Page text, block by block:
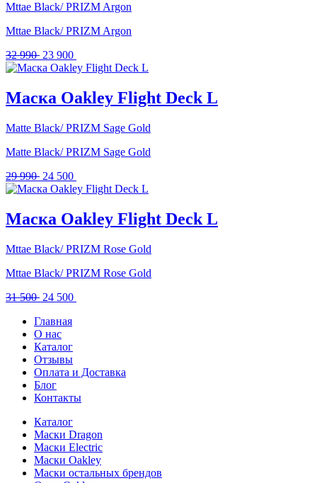
Mttae Black/ PRIZM Argon
Mttae Black/ PRIZM Argon
32 990 Первоначальная
цена
990 .
23 900
цена:
900 .
Маска Oakley Flight Deck L
Matte Black/ PRIZM Sage Gold
Matte Black/ PRIZM Sage Gold
29 990 Первоначальная
цена
990 .
24 500
цена:
500 .
Маска Oakley Flight Deck L
Mttae Black/ PRIZM Rose Gold
Mttae Black/ PRIZM Rose Gold
31 500 Первоначальная
составляла
31
500 .
24 500
Главная
О нас
Каталог
Отзывы
Оплата и Доставка
Блог
Контакты
Каталог
Маски Dragon
Маски Electric
Маски Oakley
Маски остальных брендов